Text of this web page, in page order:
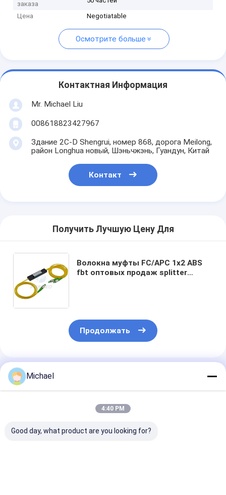
заказа
Цена Negotiatable
Осмотрите больше
Контактная Информация
Mr. Michael Liu
008618823427967
Здание 2C-D Shengrui, номер 868, дорога Meilong,
район Longhua новый, Шэньчжэнь, Гуандун, Китай
Контакт
Получить Лучшую Цену Для
Волокна муфты FC/APC 1x2 ABS
fbt оптовых продаж splitter
Продолжать
Порекомендованные Продукты
Michael
4:40 PM
Good day, what product are you looking for?